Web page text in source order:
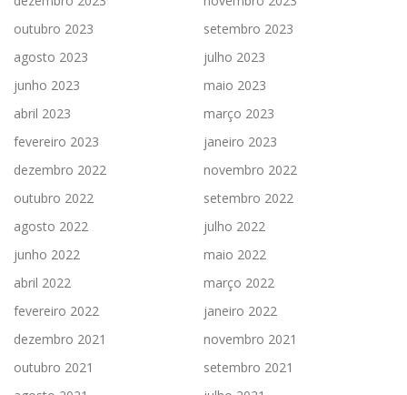
outubro 2023
setembro 2023
agosto 2023
julho 2023
junho 2023
maio 2023
abril 2023
março 2023
fevereiro 2023
janeiro 2023
dezembro 2022
novembro 2022
outubro 2022
setembro 2022
agosto 2022
julho 2022
junho 2022
maio 2022
abril 2022
março 2022
fevereiro 2022
janeiro 2022
dezembro 2021
novembro 2021
outubro 2021
setembro 2021